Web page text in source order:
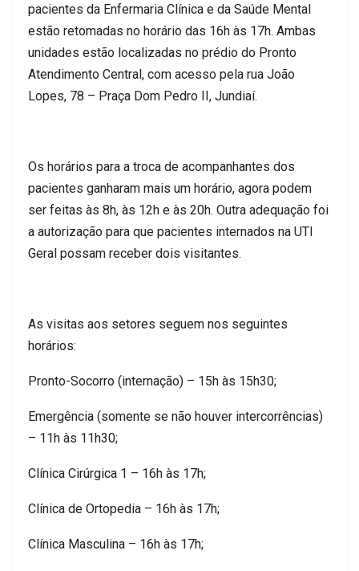
pacientes da Enfermaria Clínica e da Saúde Mental
estão retomadas no horário das 16h às 17h. Ambas
unidades estão localizadas no prédio do Pronto
Atendimento Central, com acesso pela rua João
Lopes, 78 – Praça Dom Pedro II, Jundiaí.
Os horários para a troca de acompanhantes dos
pacientes ganharam mais um horário, agora podem
ser feitas às 8h, às 12h e às 20h. Outra adequação foi
a autorização para que pacientes internados na UTI
Geral possam receber dois visitantes.
As visitas aos setores seguem nos seguintes
horários:
Pronto-Socorro (internação) – 15h às 15h30;
Emergência (somente se não houver intercorrências)
– 11h às 11h30;
Clínica Cirúrgica 1 – 16h às 17h;
Clínica de Ortopedia – 16h às 17h;
Clínica Masculina – 16h às 17h;